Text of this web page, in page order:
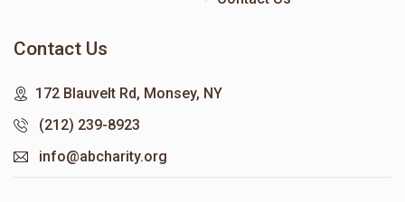
Contact Us
172 Blauvelt Rd, Monsey, NY
(212) 239-8923
info@abcharity.org